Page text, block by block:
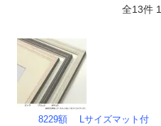
全13件 1
8229額 Lサイズマット付